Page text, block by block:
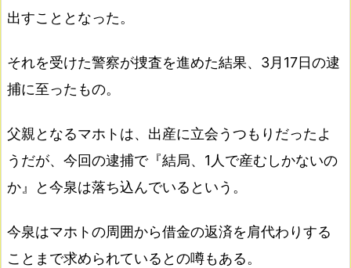
出すこととなった。
それを受けた警察が捜査を進めた結果、3月17日の逮
捕に至ったもの。
父親となるマホトは、出産に立会うつもりだったよ
うだが、今回の逮捕で『結局、1人で産むしかないの
か』と今泉は落ち込んでいるという。
今泉はマホトの周囲から借金の返済を肩代わりする
ことまで求められているとの噂もある。